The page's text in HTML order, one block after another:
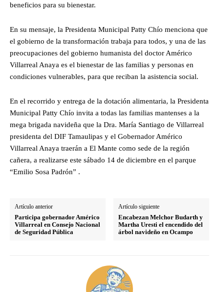
beneficios para su bienestar.
En su mensaje, la Presidenta Municipal Patty Chío menciona que
el gobierno de la transformación trabaja para todos, y una de las
preocupaciones del gobierno humanista del doctor Américo
Villarreal Anaya es el bienestar de las familias y personas en
condiciones vulnerables, para que reciban la asistencia social.
En el recorrido y entrega de la dotación alimentaria, la Presidenta
Municipal Patty Chío invita a todas las familias mantenses a la
mega brigada navideña que la Dra. María Santiago de Villarreal
presidenta del DIF Tamaulipas y el Gobernador Américo
Villarreal Anaya traerán a El Mante como sede de la región
cañera, a realizarse este sábado 14 de diciembre en el parque
“Emilio Sosa Padrón” .
Artículo anterior
Participa gobernador Américo
Villarreal en Consejo Nacional
de Seguridad Pública
Artículo siguiente
Encabezan Melchor Budarth y
Martha Uresti el encendido del
árbol navideño en Ocampo